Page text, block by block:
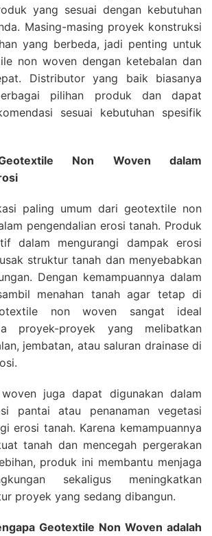
yang sesuai dengan kebutuhan
Masing-masing proyek konstruksi
yang berbeda, jadi penting untuk
non woven dengan ketebalan dan
Distributor yang baik biasanya
pilihan produk dan dapat
sesuai kebutuhan spesifik
Non Woven dalam
paling umum dari geotextile non
pengendalian erosi tanah. Produk
dalam mengurangi dampak erosi
struktur tanah dan menyebabkan
Dengan kemampuannya dalam
menahan tanah agar tetap di
non woven sangat ideal
proyek-proyek yang melibatkan
jembatan, atau saluran drainase di
juga dapat digunakan dalam
pantai atau penanaman vegetasi
erosi tanah. Karena kemampuannya
tanah dan mencegah pergerakan
produk ini membantu menjaga
sekaligus meningkatkan
proyek yang sedang dibangun.
Geotextile Non Woven adalah